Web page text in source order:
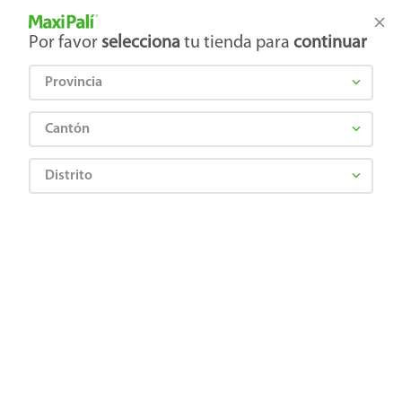
Tienda Maxi Palí
Por favor selecciona tu tienda para continuar
Provincia
Cantón
Distrito